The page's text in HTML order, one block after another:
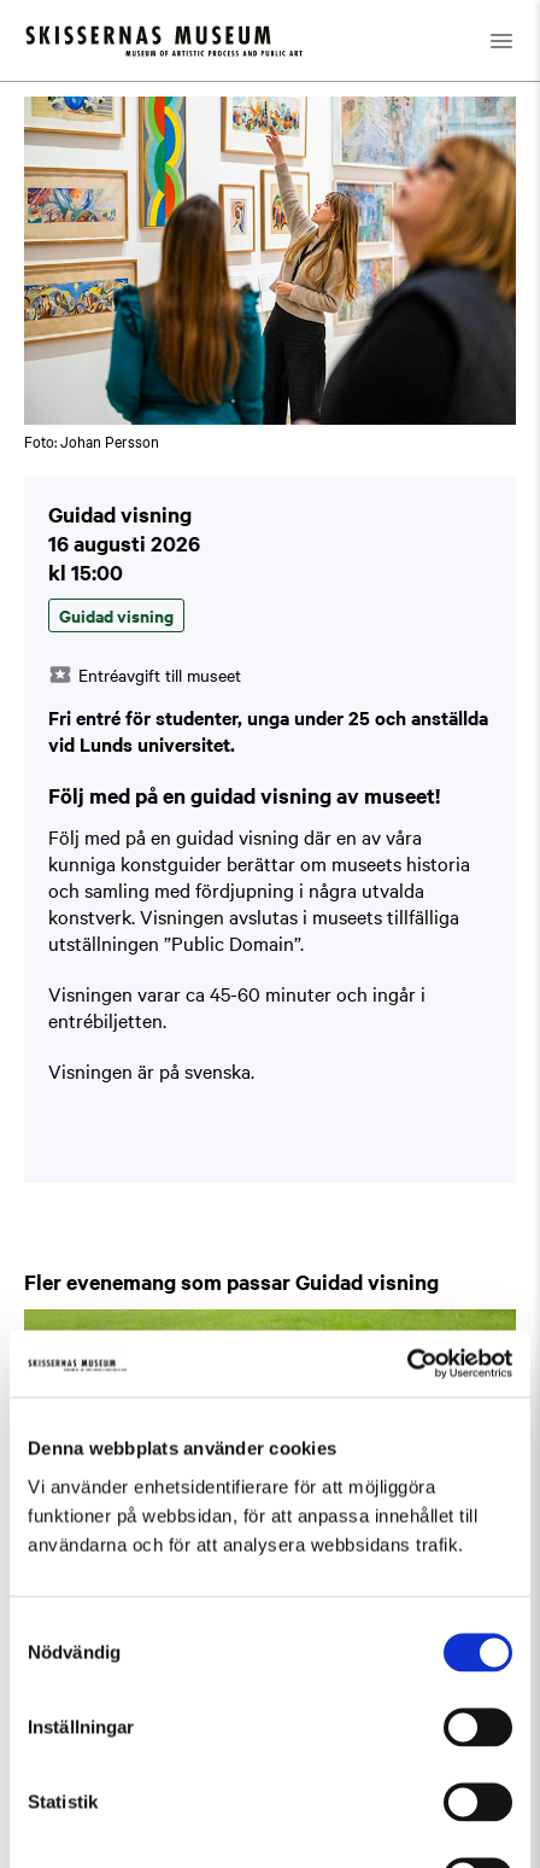
Denna webbplats använder cookies
Vi använder enhetsidentifierare för att möjliggöra
funktioner på webbsidan, för att anpassa innehållet till
användarna och för att analysera webbsidans trafik.
Nödvändig
Inställningar
Statistik
Kalender / Guidad visning
Foto: Johan Persson
Guidad visning
16 augusti 2026
kl 15:00
Guidad visning
Entréavgift till museet
Fri entré för studenter, unga under 25 och anställda
vid Lunds universitet.
Följ med på en guidad visning av museet!
Följ med på en guidad visning där en av våra
kunniga konstguider berättar om museets historia
och samling med fördjupning i några utvalda
konstverk. Visningen avslutas i museets tillfälliga
utställningen ”Public Domain”.
Visningen varar ca 45-60 minuter och ingår i
entrébiljetten.
Visningen är på svenska.
Fler evenemang som passar Guidad visning
Torsdag 6 Augusti Kl 15:00
Guidad visning